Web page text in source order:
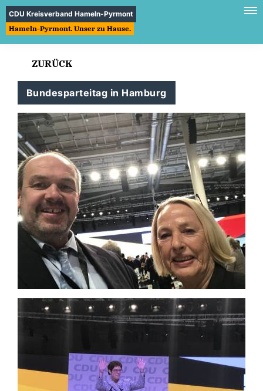
CDU Kreisverband Hameln-Pyrmont
Hameln-Pyrmont. Unser zu Hause.
ZURÜCK
Bundesparteitag in Hamburg